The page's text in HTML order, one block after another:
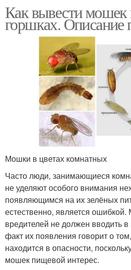
Как вывести мошек
горшках. Описание
Мошки в цветах комнатных
Часто люди, занимающиеся
не уделяют особого внимания
появляющимся на их зелёных
естественно, является
вредителей не должен вводить
факт их появления говорит о
находится в опасности,
мошек пищевой интерес.